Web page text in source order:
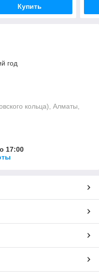
Купить
год
кольца), Алматы,
17:00